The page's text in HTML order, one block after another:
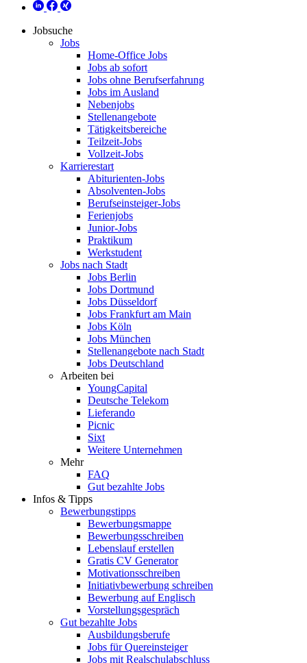
Jobsuche
Jobs
Home-Office Jobs
Jobs ab sofort
Jobs ohne Berufserfahrung
Jobs im Ausland
Nebenjobs
Stellenangebote
Tätigkeitsbereiche
Teilzeit-Jobs
Vollzeit-Jobs
Karrierestart
Abiturienten-Jobs
Absolventen-Jobs
Berufseinsteiger-Jobs
Ferienjobs
Junior-Jobs
Praktikum
Werkstudent
Jobs nach Stadt
Jobs Berlin
Jobs Dortmund
Jobs Düsseldorf
Jobs Frankfurt am Main
Jobs Köln
Jobs München
Stellenangebote nach Stadt
Jobs Deutschland
Arbeiten bei
YoungCapital
Deutsche Telekom
Lieferando
Picnic
Sixt
Weitere Unternehmen
Mehr
FAQ
Gut bezahlte Jobs
Infos & Tipps
Bewerbungstipps
Bewerbungsmappe
Bewerbungsschreiben
Lebenslauf erstellen
Gratis CV Generator
Motivationsschreiben
Initiativbewerbung schreiben
Bewerbung auf Englisch
Vorstellungsgespräch
Gut bezahlte Jobs
Ausbildungsberufe
Jobs für Quereinsteiger
Jobs mit Realschulabschluss